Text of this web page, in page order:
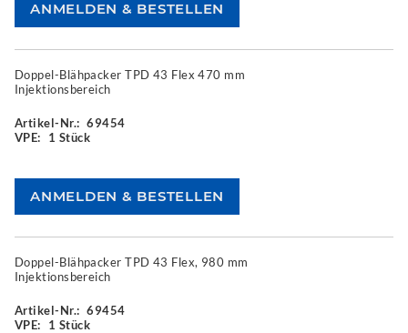
Doppel-Blähpacker TPD 43 Flex 470 mm
Injektionsbereich
Artikel-Nr.: 69454
VPE:
1 Stück
Doppel-Blähpacker TPD 43 Flex, 980 mm
Injektionsbereich
Artikel-Nr.: 69454
VPE:
1 Stück